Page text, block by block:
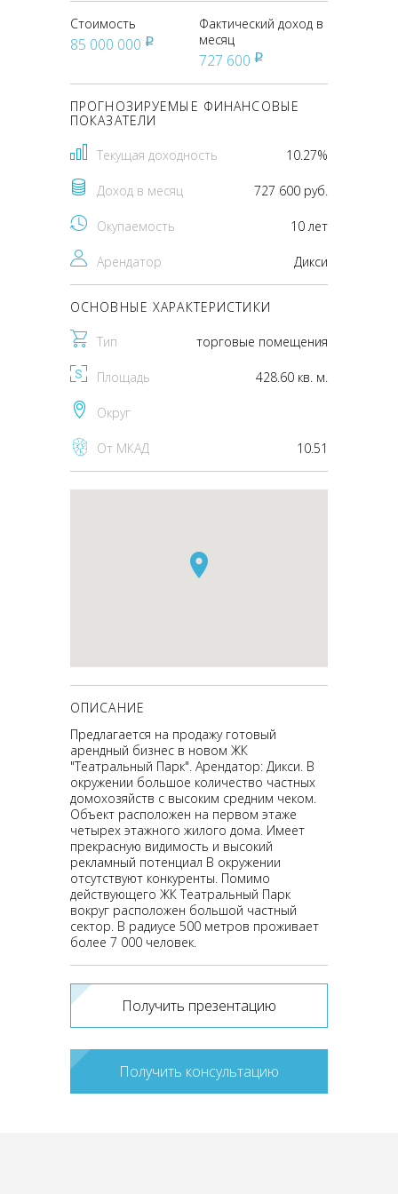
Стоимость
85 000 000 pуб
Фактический доход в
месяц
727 600 pуб
ПРОГНОЗИРУЕМЫЕ ФИНАНСОВЫЕ
ПОКАЗАТЕЛИ
Текущая доходность 10.27%
Доход в месяц 727 600 руб.
Окупаемость 10 лет
Арендатор Дикси
ОСНОВНЫЕ ХАРАКТЕРИСТИКИ
Тип торговые помещения
Площадь 428.60 кв. м.
Округ
От МКАД 10.51
ОПИСАНИЕ
Предлагается на продажу готовый
арендный бизнес в новом ЖК
"Театральный Парк". Арендатор: Дикси. В
окружении большое количество частных
домохозяйств с высоким средним чеком.
Объект расположен на первом этаже
четырех этажного жилого дома. Имеет
прекрасную видимость и высокий
рекламный потенциал В окружении
отсутствуют конкуренты. Помимо
действующего ЖК Театральный Парк
вокруг расположен большой частный
сектор. В радиусе 500 метров проживает
более 7 000 человек.
Получить презентацию
Получить консультацию